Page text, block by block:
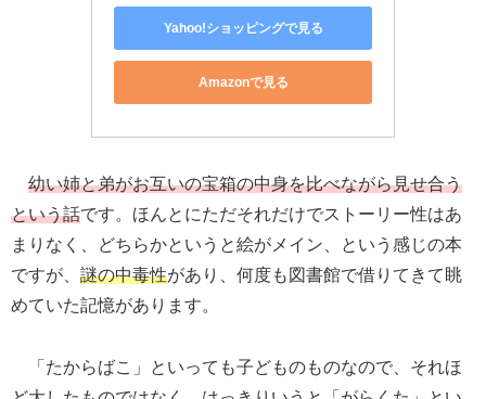
Yahoo!ショッピングで見る
Amazonで見る
幼い姉と弟がお互いの宝箱の中身を比べながら見せ合う
という話です。ほんとにただそれだけでストーリー性はあ
まりなく、どちらかというと絵がメイン、という感じの本
ですが、 謎の中毒性があり、何度も図書館で借りてきて眺
めていた記憶があります。
「たからばこ」といっても子どものものなので、それほ